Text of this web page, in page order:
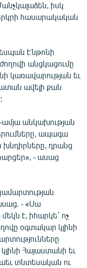
իսկ
հասարակական
Էնթոնի
անցկացումը
կառավարության եւ
ավելի քան
ամյա անկախության
ապագա
դրանց
- ասաց
- «Սա
է, իհարկե` ոչ
օգտակար կլինի
Հայաստանի եւ
տնտեսական ու